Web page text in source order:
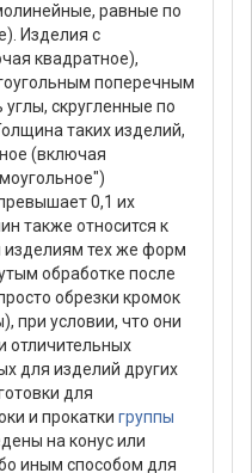
равные по
Изделия с
квадратное),
поперечным
скругленные по
таких изделий,
(включая
0,1 их
также относится к
тех же форм
обработке после
обрезки кромок
при условии, что они
отличительных
для изделий других
для
и прокатки группы
на конус или
иным способом для